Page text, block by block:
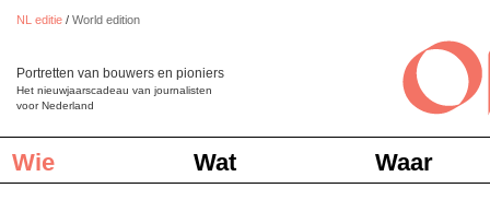
NL editie / World edition
Het nieuwjaarscadeau van journalisten
voor Nederland
Portretten van bouwers en pioniers
Wie Wat Waar